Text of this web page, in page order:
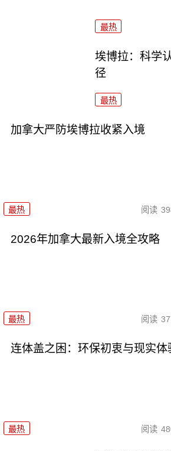
最热
埃博拉：科学
径
最热
加拿大严防埃博拉收紧入境
最热 阅读
2026年加拿大最新入境全攻略
最热 阅读
连体盖之困：环保初衷与现实体
最热 阅读